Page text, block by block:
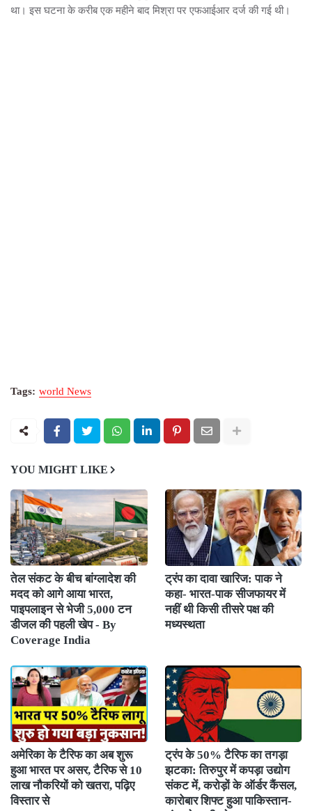
था। इस घटना के करीब एक महीने बाद मिश्रा पर एफआईआर दर्ज की गई थी।
Tags: world News
YOU MIGHT LIKE
तेल संकट के बीच बांग्लादेश की
मदद को आगे आया भारत,
पाइपलाइन से भेजी 5,000 टन
डीजल की पहली खेप - By
Coverage India
ट्रंप का दावा खारिज: पाक ने
कहा- भारत-पाक सीजफायर में
नहीं थी किसी तीसरे पक्ष की
मध्यस्थता
अमेरिका के टैरिफ का अब शुरू
हुआ भारत पर असर, टैरिफ से 10
लाख नौकरियों को खतरा, पढ़िए
विस्तार से
ट्रंप के 50% टैरिफ का तगड़ा
झटका: तिरुपुर में कपड़ा उद्योग
संकट में, करोड़ों के ऑर्डर कैंसल,
कारोबार शिफ्ट हुआ पाकिस्तान-